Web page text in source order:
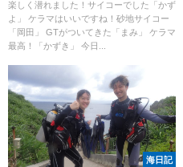
楽しく潜れました！サイコーでした「かず
よ」 ケラマはいいですね！砂地サイコー
「岡田」 GTがついてきた「まみ」 ケラマ
最高！「かずき」 今日...
海日記